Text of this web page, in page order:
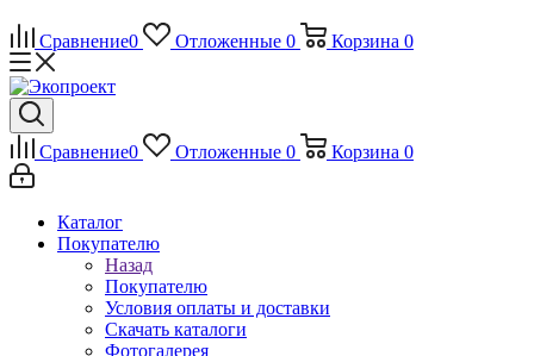
Сравнение0 Отложенные 0 Корзина 0
Сравнение0 Отложенные 0 Корзина 0
Каталог
Покупателю
Назад
Покупателю
Условия оплаты и доставки
Скачать каталоги
Фотогалерея